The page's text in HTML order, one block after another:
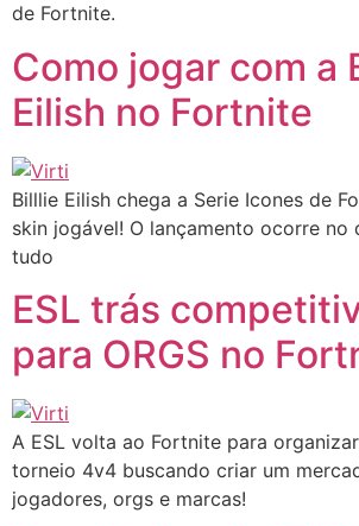
de Fortnite.
Como jogar com a
Eilish no Fortnite
Billlie Eilish chega a Serie Icones de
skin jogável! O lançamento ocorre no
tudo
ESL trás
para ORGS no
A ESL volta ao Fortnite para
torneio 4v4 buscando criar um
jogadores, orgs e marcas!